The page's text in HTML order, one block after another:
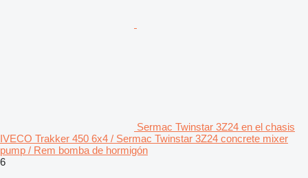
Sermac Twinstar 3Z24 en el chasis
IVECO Trakker 450 6x4 / Sermac Twinstar 3Z24 concrete mixer
pump / Rem bomba de hormigón
6